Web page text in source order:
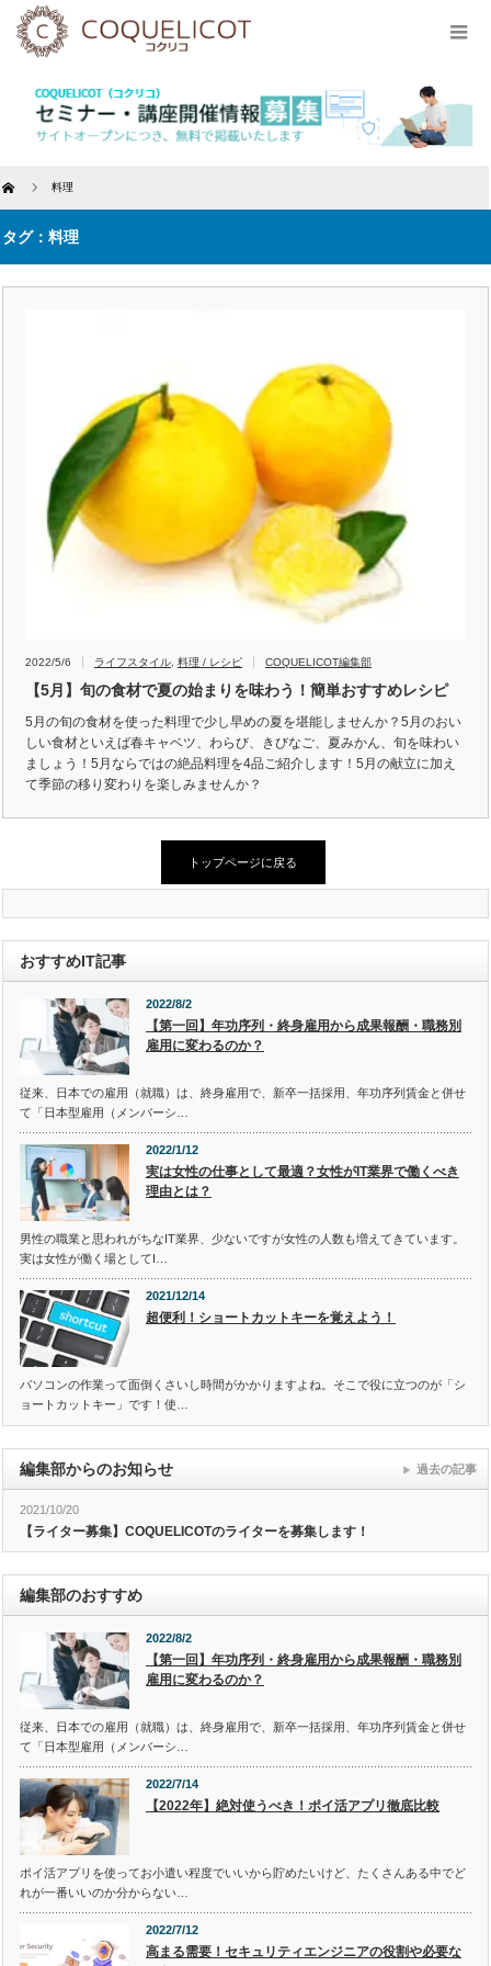
Home 料理
タグ：料理
2022/5/6 ライフスタイル 料理 / レシピ COQUELICOT編集部
【5月】旬の食材で夏の始まりを味わう！簡単おすすめレシピ
5月の旬の食材を使った料理で少し早めの夏を堪能しませんか？5月のおい
しい食材といえば春キャベツ、わらび、きびなご、夏みかん、旬を味わい
ましょう！5月ならではの絶品料理を4品ご紹介します！5月の献立に加え
て季節の移り変わりを楽しみませんか？
トップページに戻る
おすすめIT記事
2022/8/2
【第一回】年功序列・終身雇用から成果報酬・職務別
雇用に変わるのか？
従来、日本での雇用（就職）は、終身雇用で、新卒一括採用、年功序列賃金と併せ
て「日本型雇用（メンバーシ…
2022/1/12
実は女性の仕事として最適？女性がIT業界で働くべき
理由とは？
男性の職業と思われがちなIT業界、少ないですが女性の人数も増えてきています。
実は女性が働く場としてI…
2021/12/14
超便利！ショートカットキーを覚えよう！
パソコンの作業って面倒くさいし時間がかかりますよね。そこで役に立つのが「シ
ョートカットキー」です！使…
編集部からのお知らせ
2021/10/20
【ライター募集】COQUELICOTのライターを募集します！
過去の記事
編集部のおすすめ
2022/8/2
【第一回】年功序列・終身雇用から成果報酬・職務別
雇用に変わるのか？
従来、日本での雇用（就職）は、終身雇用で、新卒一括採用、年功序列賃金と併せ
て「日本型雇用（メンバーシ…
2022/7/14
【2022年】絶対使うべき！ポイ活アプリ徹底比較
ポイ活アプリを使ってお小遣い程度でいいから貯めたいけど、たくさんある中でど
れが一番いいのか分からない…
2022/7/12
高まる需要！セキュリティエンジニアの役割や必要な